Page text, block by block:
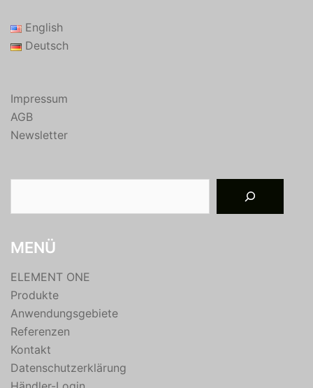
English
Deutsch
Impressum
AGB
Newsletter
MENÜ
ELEMENT ONE
Produkte
Anwendungsgebiete
Referenzen
Kontakt
Datenschutzerklärung